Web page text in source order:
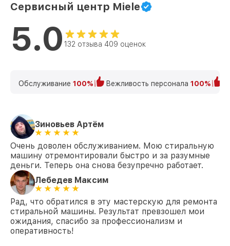
Сервисный центр Miele
5.0 132 отзыва 409 оценок
Обслуживание 100% Вежливость персонала 100%
Зиновьев Артём
Очень доволен обслуживанием. Мою стиральную
машину отремонтировали быстро и за разумные
деньги. Теперь она снова безупречно работает.
Лебедев Максим
Рад, что обратился в эту мастерскую для ремонта
стиральной машины. Результат превзошел мои
ожидания, спасибо за профессионализм и
оперативность!